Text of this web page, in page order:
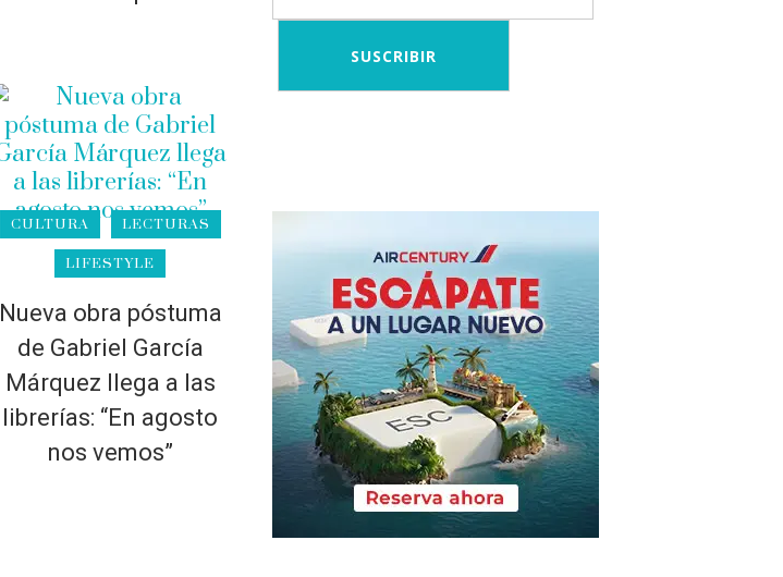
CULTURA LECTURAS
LIFESTYLE
Nueva obra póstuma
de Gabriel García
Márquez llega a las
librerías: “En agosto
nos vemos”